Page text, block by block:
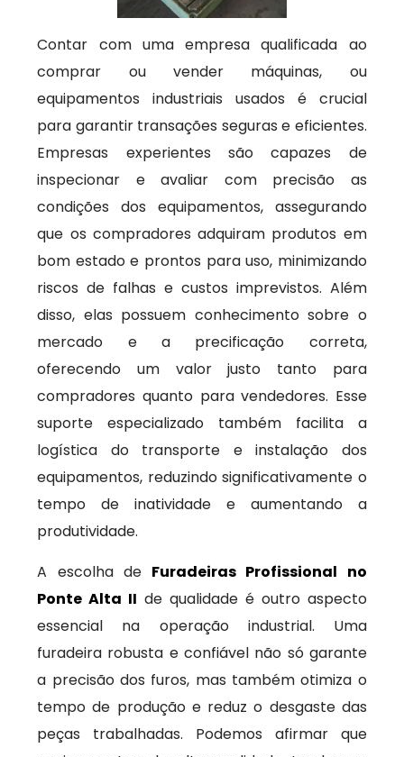
Contar com uma empresa qualificada ao
comprar ou vender máquinas, ou
equipamentos industriais usados é crucial
para garantir transações seguras e eficientes.
Empresas experientes são capazes de
inspecionar e avaliar com precisão as
condições dos equipamentos, assegurando
que os compradores adquiram produtos em
bom estado e prontos para uso, minimizando
riscos de falhas e custos imprevistos. Além
disso, elas possuem conhecimento sobre o
mercado e a precificação correta,
oferecendo um valor justo tanto para
compradores quanto para vendedores. Esse
suporte especializado também facilita a
logística do transporte e instalação dos
equipamentos, reduzindo significativamente o
tempo de inatividade e aumentando a
produtividade.
A escolha de Furadeiras Profissional no
Ponte Alta II de qualidade é outro aspecto
essencial na operação industrial. Uma
furadeira robusta e confiável não só garante
a precisão dos furos, mas também otimiza o
tempo de produção e reduz o desgaste das
peças trabalhadas. Podemos afirmar que